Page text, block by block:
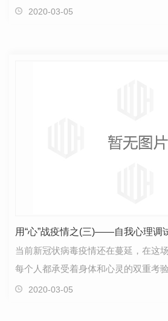
作有序进行。1.各专业课程开课情况
2020-03-05
用“心”战疫情之(三)——自我心理调
当前新冠状病毒疫情还在蔓延，在这
每个人都承受着身体和心灵的双重考
势，让我们一起来了解一下如何在疫
2020-03-05